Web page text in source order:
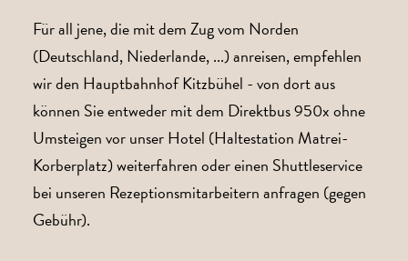
Für all jene, die mit dem Zug vom Norden
(Deutschland, Niederlande, ...) anreisen, empfehlen
wir den Hauptbahnhof Kitzbühel - von dort aus
können Sie entweder mit dem Direktbus 950x ohne
Umsteigen vor unser Hotel (Haltestation Matrei-
Korberplatz) weiterfahren oder einen Shuttleservice
bei unseren Rezeptionsmitarbeitern anfragen (gegen
Gebühr).